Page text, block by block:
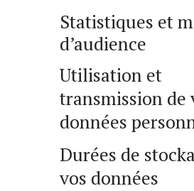
Statistiques et
d’audience
Utilisation et
transmission de
données
Durées de
vos données